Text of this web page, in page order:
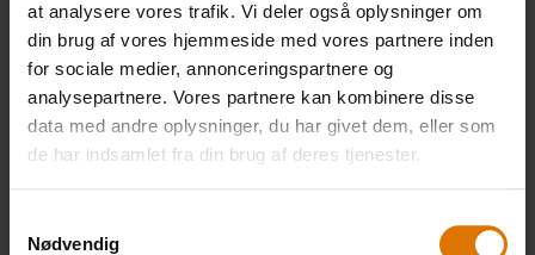
at analysere vores trafik. Vi deler også oplysninger om
din brug af vores hjemmeside med vores partnere inden
for sociale medier, annonceringspartnere og
analysepartnere. Vores partnere kan kombinere disse
data med andre oplysninger, du har givet dem, eller som
de har indsamlet fra din brug af deres tjenester.
Nødvendig
Grill On
Derfor skal du bruge en
stegeplade